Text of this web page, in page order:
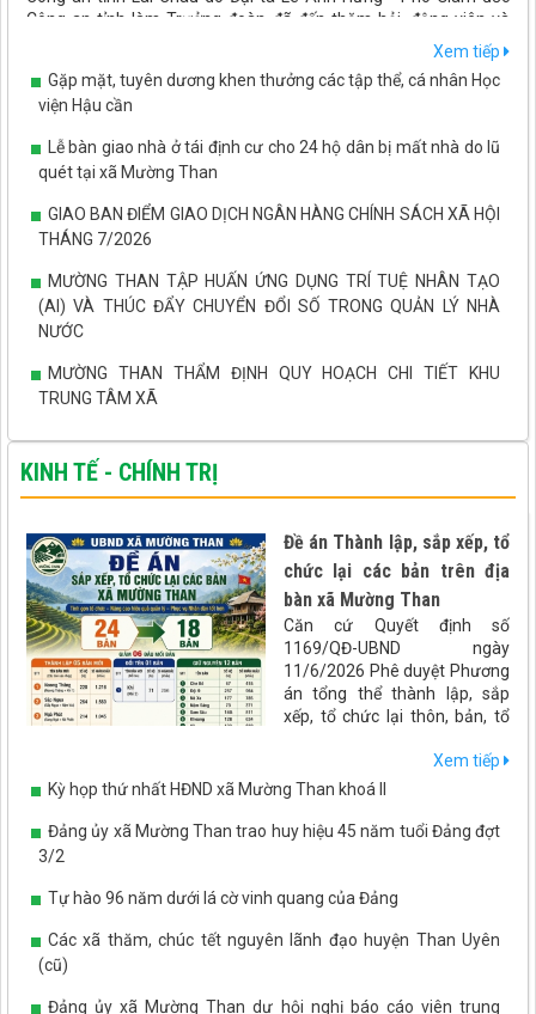
Công an tỉnh làm Trưởng đoàn đã đến thăm hỏi, động viên và
trao kinh phí hỗ trợ cho các cán bộ, chiến sĩ Công an bị thiệt hại
Xem tiếp
Gặp mặt, tuyên dương khen thưởng các tập thể, cá nhân Học
viện Hậu cần
Lễ bàn giao nhà ở tái định cư cho 24 hộ dân bị mất nhà do lũ
quét tại xã Mường Than
GIAO BAN ĐIỂM GIAO DỊCH NGÂN HÀNG CHÍNH SÁCH XÃ HỘI
THÁNG 7/2026
MƯỜNG THAN TẬP HUẤN ỨNG DỤNG TRÍ TUỆ NHÂN TẠO
(AI) VÀ THÚC ĐẨY CHUYỂN ĐỔI SỐ TRONG QUẢN LÝ NHÀ
NƯỚC
MƯỜNG THAN THẨM ĐỊNH QUY HOẠCH CHI TIẾT KHU
TRUNG TÂM XÃ
Xã Mường Than triển khai mô hình ứng dụng máy cấy trong
thâm canh lúa thuần VAAS16
KINH TẾ - CHÍNH TRỊ
Đề án Thành lập, sắp xếp, tổ
chức lại các bản trên địa
bàn xã Mường Than
Căn cứ Quyết định số
1169/QĐ-UBND ngày
11/6/2026 Phê duyệt Phương
án tổng thể thành lập, sắp
xếp, tổ chức lại thôn, bản, tổ
Châu. UBND xã Mường Than
xây dựng đề án Sáp nhập bản
như sau:
Xem tiếp
Kỳ họp thứ nhất HĐND xã Mường Than khoá II
Đảng ủy xã Mường Than trao huy hiệu 45 năm tuổi Đảng đợt
3/2
Tự hào 96 năm dưới lá cờ vinh quang của Đảng
Các xã thăm, chúc tết nguyên lãnh đạo huyện Than Uyên
(cũ)
Đảng ủy xã Mường Than dự hội nghị báo cáo viên trung